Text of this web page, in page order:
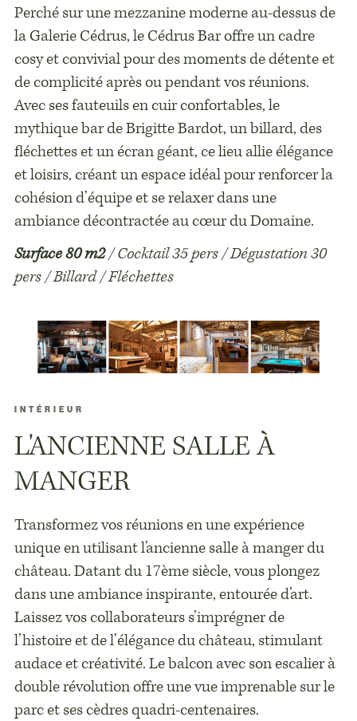
Perché sur une mezzanine moderne au-dessus de
la Galerie Cédrus, le Cédrus Bar offre un cadre
cosy et convivial pour des moments de détente et
de complicité après ou pendant vos réunions.
Avec ses fauteuils en cuir confortables, le
mythique bar de Brigitte Bardot, un billard, des
fléchettes et un écran géant, ce lieu allie élégance
et loisirs, créant un espace idéal pour renforcer la
cohésion d’équipe et se relaxer dans une
ambiance décontractée au cœur du Domaine.
Surface 80 m2/ Cocktail 35 pers / Dégustation 30
pers / Billard / Fléchettes
INTÉRIEUR
L'ANCIENNE SALLE À
MANGER
Transformez vos réunions en une expérience
unique en utilisant l’ancienne salle à manger du
château. Datant du 17ème siècle, vous plongez
dans une ambiance inspirante, entourée d’art.
Laissez vos collaborateurs s’imprégner de
l’histoire et de l’élégance du château, stimulant
audace et créativité. Le balcon avec son escalier à
double révolution offre une vue imprenable sur le
parc et ses cèdres quadri-centenaires.